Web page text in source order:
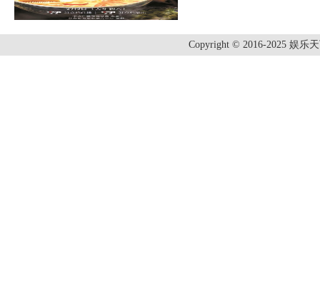
Copyright © 2016-2025 娱乐